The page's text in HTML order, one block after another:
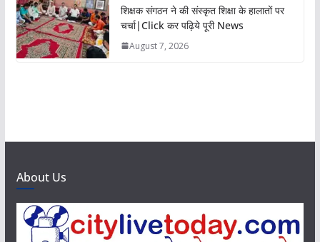
शिक्षक संगठन ने की संस्कृत शिक्षा के हालातों पर
चर्चा|Click कर पढ़िये पूरी News
August 7, 2026
About Us